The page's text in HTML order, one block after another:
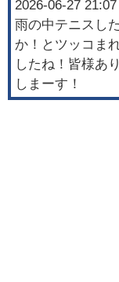
2026-06-27 21:07
雨の中テニスし
か！とツッコま
したね！皆様あ
しまーす！